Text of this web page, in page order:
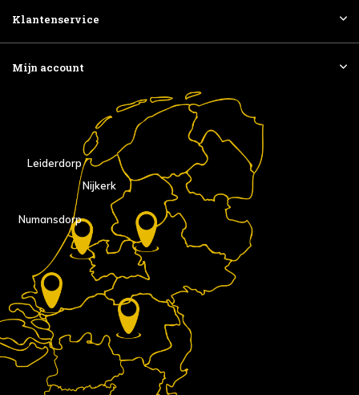
Klantenservice
Mijn account
Nijkerk
Numansdorp
Leiderdorp